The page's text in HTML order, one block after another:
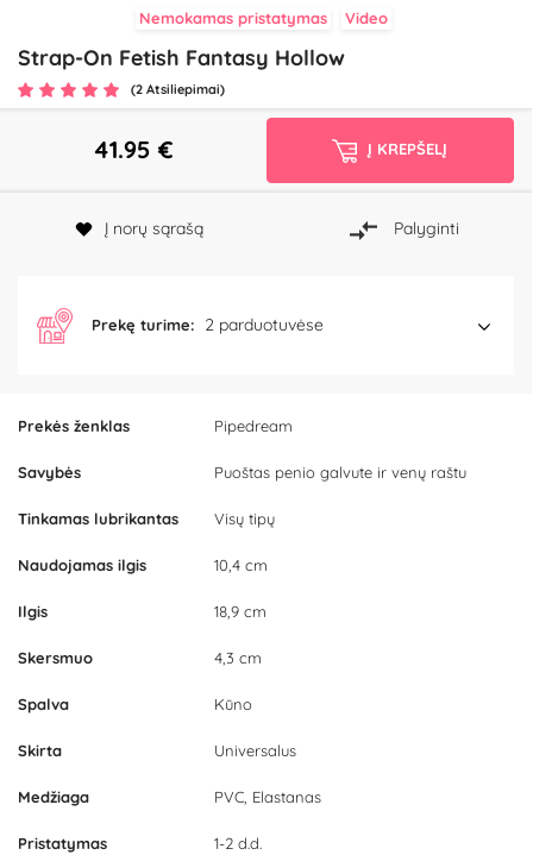
Nemokamas pristatymas Video
Strap-On Fetish Fantasy Hollow
(2 Atsiliepimai)
Prekės ženklas Pipedream
Savybės Puoštas penio galvute ir venų raštu
Tinkamas lubrikantas Visų tipų
Naudojamas ilgis 10,4 cm
Ilgis 18,9 cm
Skersmuo 4,3 cm
Spalva Kūno
Skirta Universalus
Medžiaga PVC, Elastanas
Pristatymas 1-2 d.d.
41.95 € Į KREPŠELĮ
Į norų sąrašą Palyginti
Prekę turime: 2 parduotuvėse